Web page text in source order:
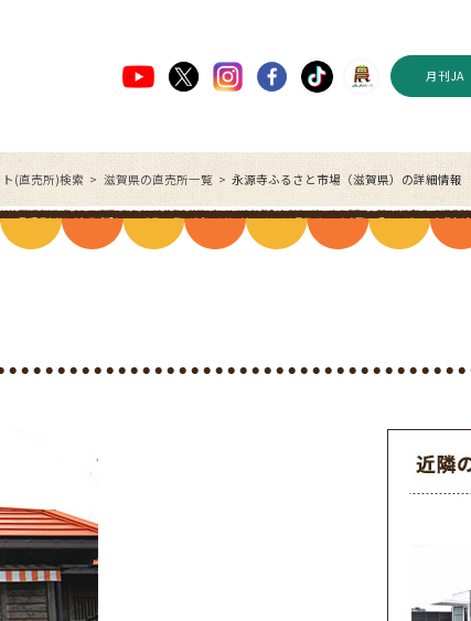
月刊JA
(直売所)検索 滋賀県の直売所一覧 永源寺ふるさと市場（滋賀県）の詳細情報